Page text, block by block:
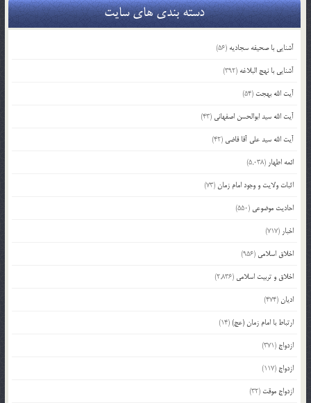
دسته بندی های سایت
آشنایی با صحیفه سجادیه (56)
آشنایی با نهج البلاغه (392)
آیت الله بهجت (54)
آیت الله سید ابوالحسن اصفهانی (43)
آیت الله سید علی آقا قاضی (42)
ائمه اطهار (5,038)
اثبات ولایت و وجود امام زمان(73)
احادیث موضوعی (550)
اخبار (717)
اخلاق اسلامی (956)
اخلاق و تربیت اسلامی (2,836)
ادیان(474)
ارتباط با امام زمان (عج)(14)
ازدواج (371)
ازدواج (117)
ازدواج موقت (32)